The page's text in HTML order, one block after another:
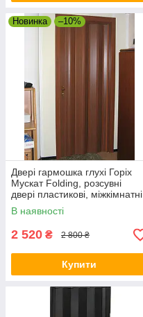
Новинка –10%
Двері гармошка глухі Горіх
Мускат Folding, розсувні
двері пластикові, міжкімнатні
двері, приховані, складані
В наявності
2 520 ₴ 2 800 ₴
Купити